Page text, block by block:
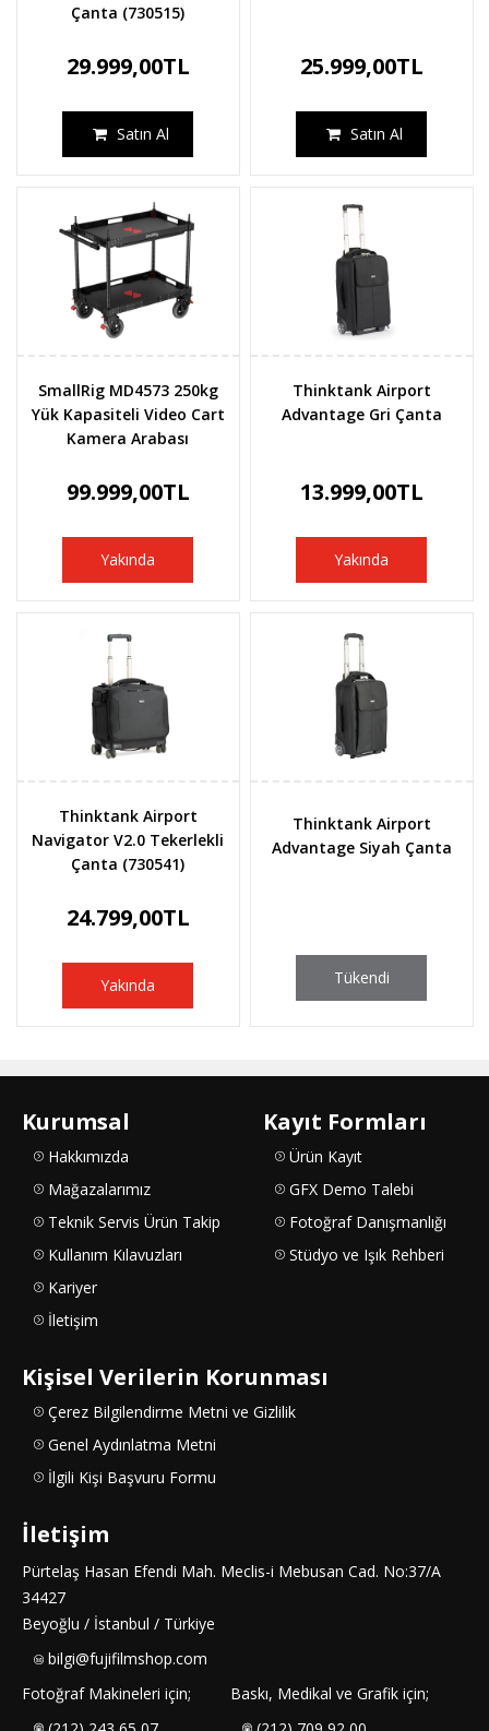
Çanta (730515)
29.999,00TL
Satın Al
25.999,00TL
Satın Al
SmallRig MD4573 250kg
Yük Kapasiteli Video Cart
Kamera Arabası
99.999,00TL
Yakında
Thinktank Airport
Advantage Gri Çanta
13.999,00TL
Yakında
Thinktank Airport
Navigator V2.0 Tekerlekli
Çanta (730541)
24.799,00TL
Yakında
Thinktank Airport
Advantage Siyah Çanta
Tükendi
Kurumsal
Hakkımızda
Mağazalarımız
Teknik Servis Ürün Takip
Kullanım Kılavuzları
Kariyer
İletişim
Kayıt Formları
Ürün Kayıt
GFX Demo Talebi
Fotoğraf Danışmanlığı
Stüdyo ve Işık Rehberi
Kişisel Verilerin Korunması
Çerez Bilgilendirme Metni ve Gizlilik
Genel Aydınlatma Metni
İlgili Kişi Başvuru Formu
İletişim
Pürtelaş Hasan Efendi Mah. Meclis-i Mebusan Cad. No:37/A
34427
Beyoğlu / İstanbul / Türkiye
bilgi@fujifilmshop.com
Fotoğraf Makineleri için;
Baskı, Medikal ve Grafik için;